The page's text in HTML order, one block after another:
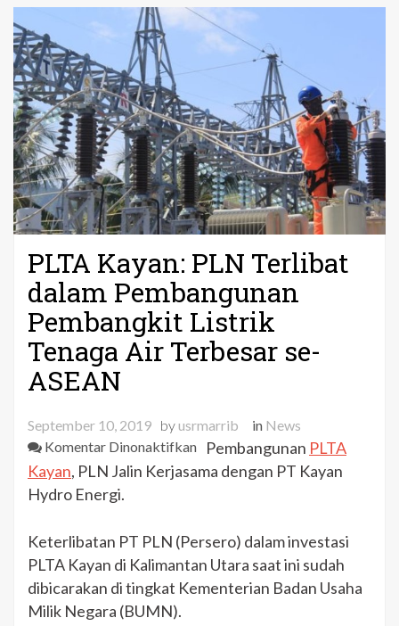
PLTA Kayan: PLN Terlibat
dalam Pembangunan
Pembangkit Listrik
Tenaga Air Terbesar se-
ASEAN
September 10, 2019 byusrmarrib in News
Komentar Dinonaktifkanpada
PLTA
Terlibat
dalam
Pembangunan
Pembangkit
Pembangunan PLTA
Kayan, PLN Jalin Kerjasama dengan PT Kayan
Hydro Energi.
Keterlibatan PT PLN (Persero) dalam investasi
PLTA Kayan di Kalimantan Utara saat ini sudah
dibicarakan di tingkat Kementerian Badan Usaha
Milik Negara (BUMN).